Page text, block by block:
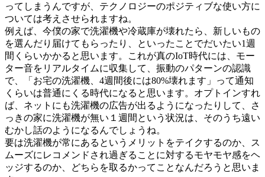
ってしまうんですが、テクノロジーのポジティブな使い方に
ついては考えさせられますね。
例えば、今僕の家で洗濯機や冷蔵庫が壊れたら、新しいもの
を選んだり届けてもらったり、といったことでだいたい1週
間くらいかかると思います。これが真のIoT時代には、モー
ター音をリアルタイムに収集して、振動のパターンの認識
で、「お宅の洗濯機、4週間後には80%壊れます」って通知
くらいは普通にくる時代になると思います。オプトインすれ
ば、ネットにも洗濯機の広告が出るようになったりして、さ
っきの家に洗濯機が無い１週間という状況は、そのうち遠い
むかし話のようになるんでしょうね。
要は洗濯機が常にあるというメリットをテイクするのか、ス
ムーズにレコメンドされ過ぎることに対するモヤモヤ感をヘ
ッジするのか、どちらを取るかってことなんだろうと思いま